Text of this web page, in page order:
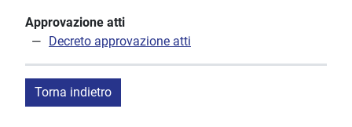
Approvazione atti
Decreto approvazione atti
Torna indietro